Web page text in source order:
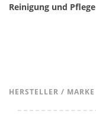
Reinigung und Pflege
HERSTELLER / MARKE